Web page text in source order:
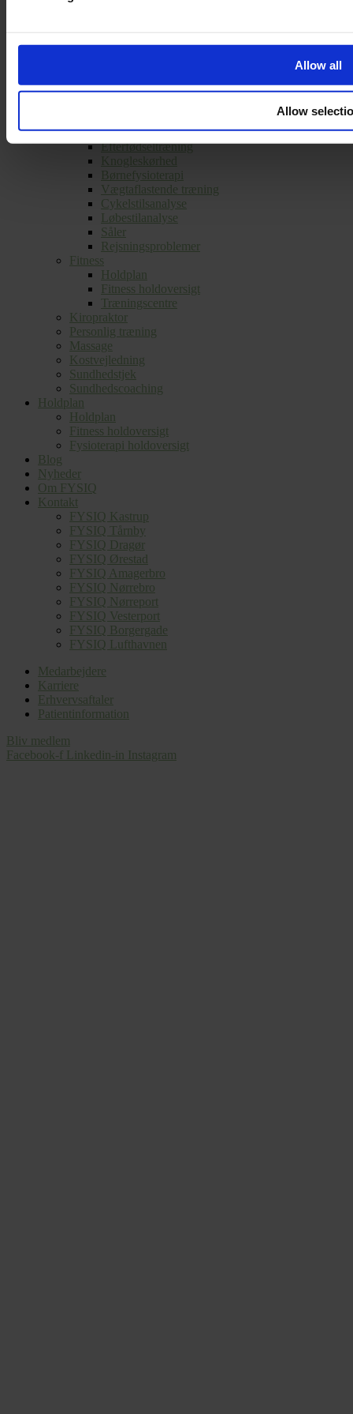
Allow all
Allow
Konditionstest
Sportsscreening
Graviditet
Efterfødseltræning
Knogleskørhed
Børnefysioterapi
Vægtaflastende træning
Cykelstilsanalyse
Løbestilanalyse
Såler
Rejsningsproblemer
Fitness
Holdplan
Fitness holdoversigt
Træningscentre
Kiropraktor
Personlig træning
Massage
Kostvejledning
Sundhedstjek
Sundhedscoaching
Holdplan
Holdplan
Fitness holdoversigt
Fysioterapi holdoversigt
Blog
Nyheder
Om FYSIQ
Kontakt
FYSIQ Kastrup
FYSIQ Tårnby
FYSIQ Dragør
FYSIQ Ørestad
FYSIQ Amagerbro
FYSIQ Nørrebro
FYSIQ Nørreport
FYSIQ Vesterport
FYSIQ Borgergade
FYSIQ Lufthavnen
Medarbejdere
Karriere
Erhvervsaftaler
Patientinformation
Bliv medlem
Facebook-f Linkedin-in Instagram